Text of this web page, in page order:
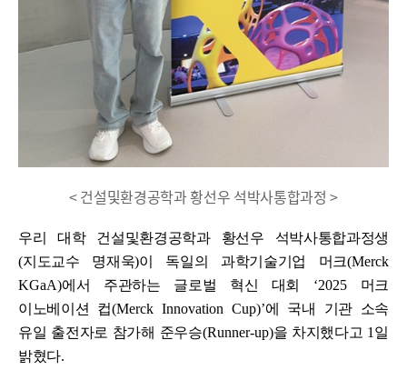
< 건설및환경공학과 황선우 석박사통합과정 >
우리 대학 건설및환경공학과 황선우 석박사통합과정생
(지도교수 명재욱)이 독일의 과학기술기업 머크(Merck
KGaA)에서 주관하는 글로벌 혁신 대회 ‘2025 머크
이노베이션 컵(Merck Innovation Cup)’에 국내 기관 소속
유일 출전자로 참가해 준우승(Runner-up)을 차지했다고 1 일
밝혔다.